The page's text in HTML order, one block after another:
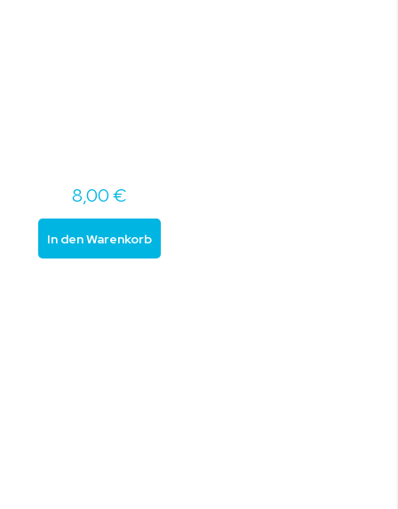
8,00 €
In den Warenkorb